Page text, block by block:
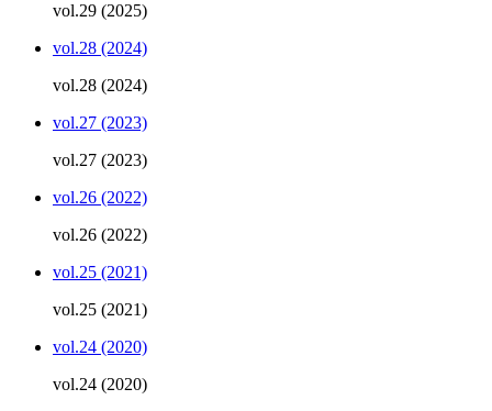
vol.29 (2025)
vol.28 (2024)
vol.28 (2024)
vol.27 (2023)
vol.27 (2023)
vol.26 (2022)
vol.26 (2022)
vol.25 (2021)
vol.25 (2021)
vol.24 (2020)
vol.24 (2020)